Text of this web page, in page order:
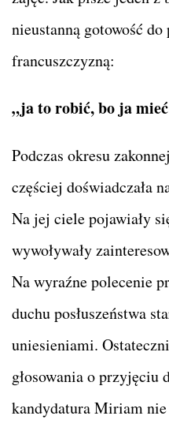
nieustanną gotowość do
francuszczyzną:
„ja to robić, bo ja mieć
Podczas okresu
częściej doświadczała
Na jej ciele pojawiały
wywoływały
Na wyraźne polecenie
duchu posłuszeństwa
uniesieniami.
głosowania o przyjęciu
kandydatura Miriam nie